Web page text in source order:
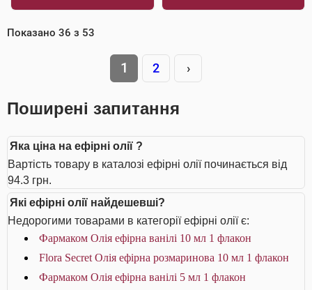
Показано 36 з 53
1 2 ›
Поширені запитання
Яка ціна на ефірні олії ?
Вартість товару в каталозі ефірні олії починається від
94.3 грн.
Які ефірні олії найдешевші?
Недорогими товарами в категорії ефірні олії є:
Фармаком Олія ефірна ванілі 10 мл 1 флакон
Flora Secret Олія ефірна розмаринова 10 мл 1 флакон
Фармаком Олія ефірна ванілі 5 мл 1 флакон